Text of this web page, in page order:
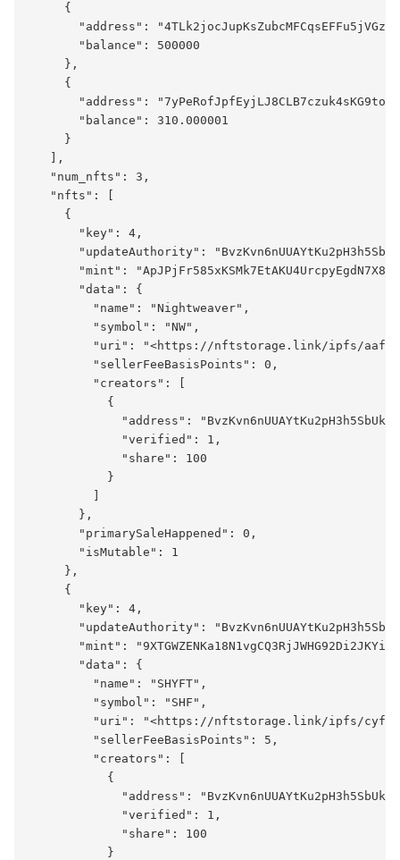
     {
"address":
       "balance": 500000
     },
     {
"address":
       "balance": 310.000001
     }
   ],
   "num_nfts": 3,
   "nfts": [
     {
       "key": 4,
"updateAuthority":
"mint":
       "data": {
         "name": "Nightweaver",
         "symbol": "NW",
"uri": "<https://nftstorage.link/ipfs/
         "sellerFeeBasisPoints": 0,
         "creators": [
           {
"address":
             "verified": 1,
             "share": 100
           }
       },
       "primarySaleHappened": 0,
       "isMutable": 1
     },
     {
       "key": 4,
"updateAuthority":
"mint":
       "data": {
         "name": "SHYFT",
         "symbol": "SHF",
"uri": "<https://nftstorage.link/ipfs/
         "sellerFeeBasisPoints": 5,
         "creators": [
           {
"address":
             "verified": 1,
             "share": 100
           }